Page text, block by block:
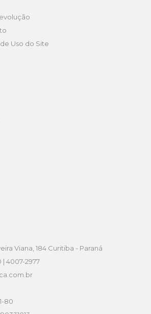
Uso do Site
Viana, 184 Curitiba - Paraná
| 4007-2977
80